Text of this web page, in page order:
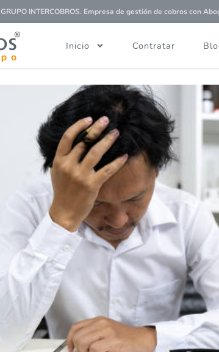
GRUPO INTERCOBROS. Empresa de gestión de cobros con
Inicio Contratar